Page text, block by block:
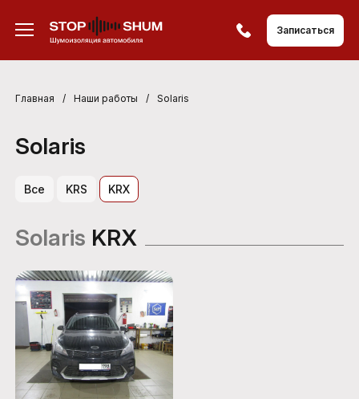
Записаться
Главная / Наши работы / Solaris
Solaris
Все KRS KRX
Solaris KRX